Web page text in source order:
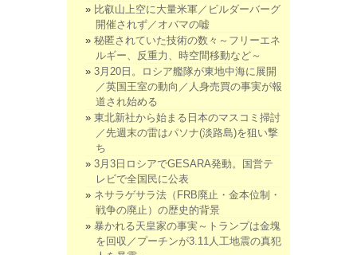
比叡山上空に大量米軍／ビルダーバーグ
開催されず／オバマの嘘
秘匿されていた技術の数々～フリーエネ
ルギー、反重力、時空間移動など～
3月20日。ロシア艦隊が東地中海に展開
／英国王室の動向／人身売買の事実が報
道され始める
東北新社から始まる日本のマスコミ掃討
／先週末の雷はパソナ(淡路島)を狙い撃
ち
3月3日ロシアでGESARA発動。国営テ
レビで全国民に公表
ネサラゲサラ法（FRB廃止・金本位制・
戦争の廃止）の歴史的背景
暴かれる天皇家の事実～トランプは金塊
を回収／プーチンが3.11人工地震の真犯